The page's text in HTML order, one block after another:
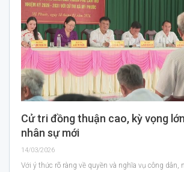
Cử tri đồng thuận cao, kỳ vọng
nhân sự mới
14/03/2026
Với ý thức rõ ràng về quyền và nghĩa vụ công dân,